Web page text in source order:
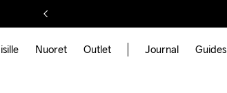
Nuoret Outlet Journal Guides